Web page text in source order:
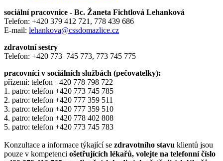
sociální pracovnice - Bc. Žaneta Fichtlová Lehanková
Telefon: +420 379 412 721, 778 439 686
E-mail: lehankova@cssdomazlice.cz
zdravotní sestry
Telefon: +420 773 745 773, 773 745 775
pracovníci v sociálních službách (pečovatelky):
přízemí: telefon +420 778 798 722
1. patro: telefon +420 773 745 785
2. patro: telefon +420 777 359 511
3. patro: telefon +420 777 359 510
4. patro: telefon +420 778 402 808
5. patro: telefon +420 773 745 783
Konzultace a informace týkající se zdravotního stavu klientů jsou
pouze v kompetenci ošetřujících lékařů, volejte na telefonní číslo